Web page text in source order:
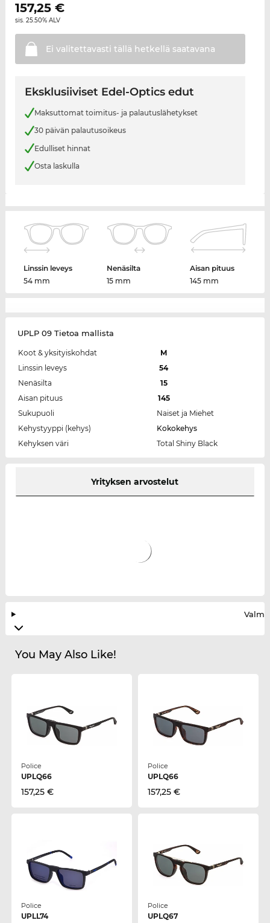
157,25€
sis. 25.50% ALV
Ei valitettavasti tällä hetkellä saatavana
Eksklusiiviset Edel-Optics edut
Maksuttomat toimitus- ja palautuslähetykset
30 päivän palautusoikeus
Edulliset hinnat
Osta laskulla
Linssin leveys
54 mm
Nenäsilta
15 mm
Aisan pituus
145 mm
UPLP 09 Tietoa mallista
Koot & yksityiskohdat
M
Linssin leveys
54
Nenäsilta
15
Aisan pituus
145
Sukupuoli
Naiset ja Miehet
Kehystyyppi (kehys)
Kokokehys
Kehyksen väri
Total Shiny Black
Yrityksen arvostelut
You May Also Like!
Police
UPLQ66
157,25 €
Police
UPLQ66
157,25 €
Police
UPLL74
Police
UPLQ67